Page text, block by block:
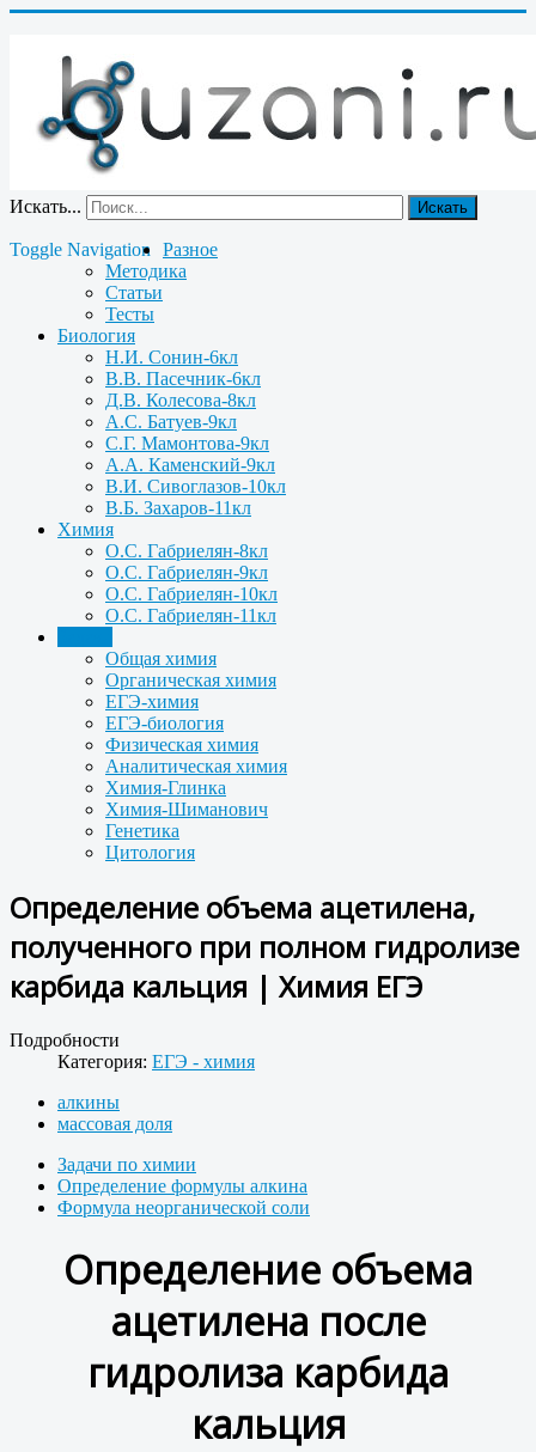
Искать... Искать
Toggle Navigation
Разное
Методика
Статьи
Тесты
Биология
Н.И. Сонин-6кл
В.В. Пасечник-6кл
Д.В. Колесова-8кл
А.С. Батуев-9кл
С.Г. Мамонтова-9кл
А.А. Каменский-9кл
В.И. Сивоглазов-10кл
В.Б. Захаров-11кл
Химия
О.С. Габриелян-8кл
О.С. Габриелян-9кл
О.С. Габриелян-10кл
О.С. Габриелян-11кл
Общая химия
Органическая химия
ЕГЭ-химия
ЕГЭ-биология
Физическая химия
Аналитическая химия
Химия-Глинка
Химия-Шиманович
Генетика
Цитология
Определение объема ацетилена,
полученного при полном гидролизе
карбида кальция | Химия ЕГЭ
Подробности
Категория: ЕГЭ - химия
алкины
массовая доля
Задачи по химии
Определение формулы алкина
Формула неорганической соли
Определение объема
ацетилена после
гидролиза карбида
кальция